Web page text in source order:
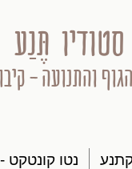
סטודיו תֶּנַע
והתנועה -
נטו קונטקט